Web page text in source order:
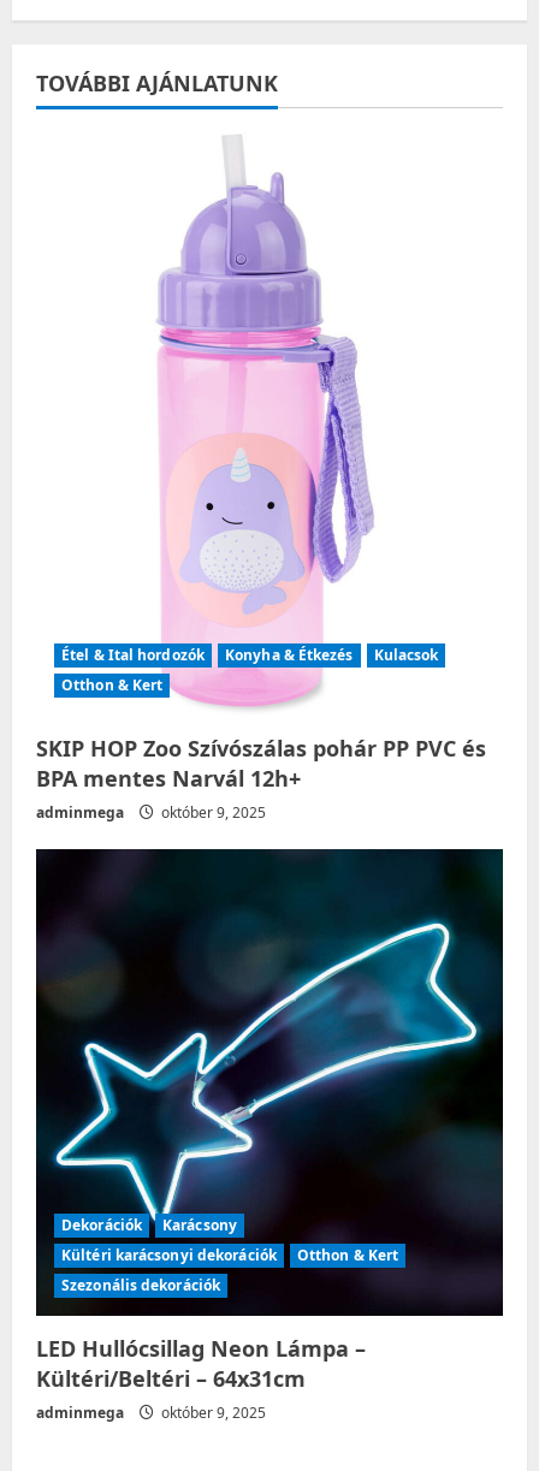
v
TOVÁBBI AJÁNLATUNK
Étel & Ital hordozók Konyha & Étkezés
Kulacsok
Otthon & Kert
SKIP HOP Zoo Szívószálas pohár PP PVC és
BPA mentes Narvál 12h+
adminmega október 9, 2025
Dekorációk
Karácsony
Kültéri karácsonyi dekorációk
Otthon & Kert
Szezonális dekorációk
LED Hullócsillag Neon Lámpa –
Kültéri/Beltéri – 64x31cm
adminmega október 9, 2025